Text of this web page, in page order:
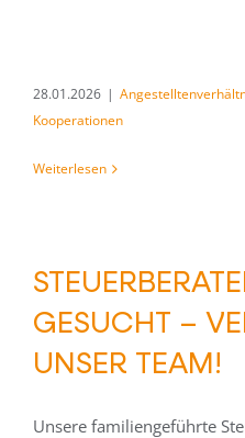
28.01.2026 |
Kooperationen
Weiterlesen
GESUCHT –
UNSER TEAM!
Unsere familiengeführte